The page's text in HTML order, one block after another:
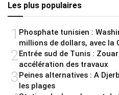
Les plus populaires
1 Phosphate tunisien :
millions de dollars, avec la
2 Entrée sud de Tunis :
accélération des travaux
3 Peines alternatives : A
les plages